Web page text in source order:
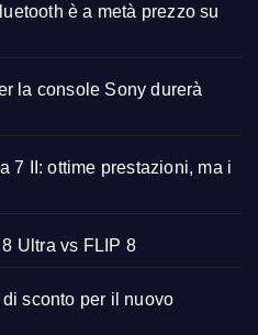
è a metà prezzo su
la console Sony durerà
7 II: ottime prestazioni, ma i
Ultra vs FLIP 8
di sconto per il nuovo